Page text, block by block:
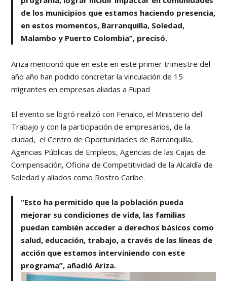
de los municipios que estamos haciendo presencia,
en estos momentos, Barranquilla, Soledad,
Malambo y Puerto Colombia”, precisó.
Ariza mencionó que en este en este primer trimestre del
año año han podido concretar la vinculación de 15
migrantes en empresas aliadas a Fupad
El evento se logró realizó con Fenalco, el Ministerio del
Trabajo y con la participación de empresarios, de la
ciudad, el Centro de Oportunidades de Barranquilla,
Agencias Públicas de Empleos, Agencias de las Cajas de
Compensación, Oficina de Competitividad de la Alcaldía de
Soledad y aliados como Rostro Caribe.
“Esto ha permitido que la población pueda
mejorar su condiciones de vida, las familias
puedan también acceder a derechos básicos como
salud, educación, trabajo, a través de las líneas de
acción que estamos interviniendo con este
programa”, añadió Ariza.